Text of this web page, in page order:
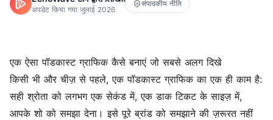
अपडेट किया गया जुलाई 2026
संपादकीय नीति
एक ऐसा पॉडकास्ट ग्राफिक कैसे बनाएं जो सबसे अलग दिखे
किसी भी और चीज़ से पहले, एक पॉडकास्ट ग्राफिक का एक ही काम है:
सही श्रोता को लगभग एक सेकंड में, एक डाक टिकट के साइज़ में,
आपके शो को समझा देना। इसे पूरे ब्रांड को समझाने की ज़रूरत नहीं